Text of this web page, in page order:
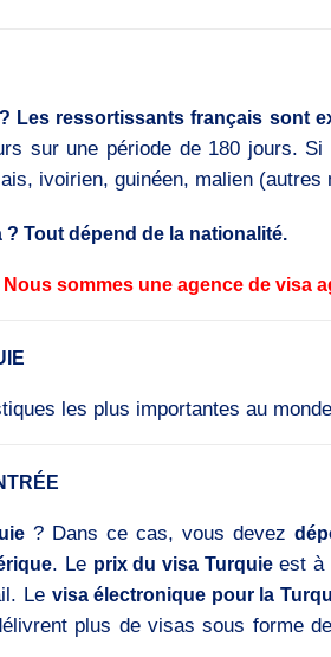
Les ressortissants français sont
sur une période de 180 jours.
ivoirien, guinéen, malien
Tout dépend de la nationalité.
Nous sommes une agence de visa
les plus importantes au
? Dans ce cas, vous devez
. Le prix du visa Turquieest à
Le visa électronique pour la
plus de visas sous forme